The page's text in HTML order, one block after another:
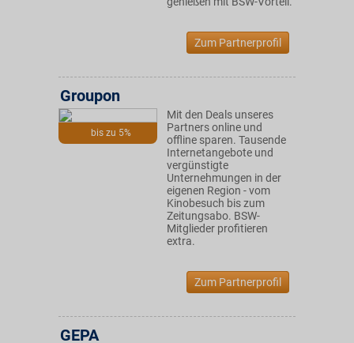
Zum Partnerprofil
bis zu 5%
Groupon
Mit den Deals unseres
Partners online und
offline sparen. Tausende
Internetangebote und
vergünstigte
Unternehmungen in der
eigenen Region - vom
Kinobesuch bis zum
Zeitungsabo. BSW-
Mitglieder profitieren
extra.
Zum Partnerprofil
GEPA